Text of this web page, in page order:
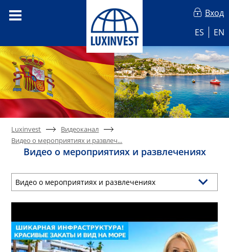
Вход
ES
EN
Luxinvest
Видеоканал
Видео о мероприятиях и развлеч...
Видео о мероприятиях и развлечениях
Видео о мероприятиях и развлечениях